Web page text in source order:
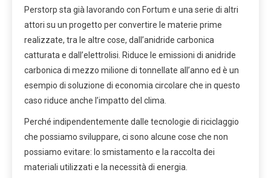
Perstorp sta già lavorando con Fortum e una serie di altri
attori su un progetto per convertire le materie prime
realizzate, tra le altre cose, dall’anidride carbonica
catturata e dall’elettrolisi. Riduce le emissioni di anidride
carbonica di mezzo milione di tonnellate all’anno ed è un
esempio di soluzione di economia circolare che in questo
caso riduce anche l’impatto del clima.
Perché indipendentemente dalle tecnologie di riciclaggio
che possiamo sviluppare, ci sono alcune cose che non
possiamo evitare: lo smistamento e la raccolta dei
materiali utilizzati e la necessità di energia.